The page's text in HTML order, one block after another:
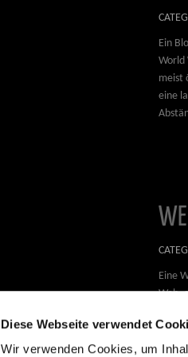
Diese Webseite verwendet
Wir verwenden Cookies, um
Ein
World
meist
eine
Eine
Web,
bzw.